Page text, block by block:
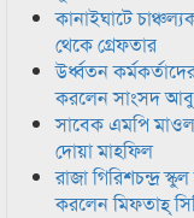
কানাইঘাটে
থেকে গ্রেফতার
উর্ধ্বতন
করলেন সাংসদ
সাবেক এমপি
দোয়া মাহফিল
রাজা গিরিশচন্দ্র
করলেন মিফতাহ্